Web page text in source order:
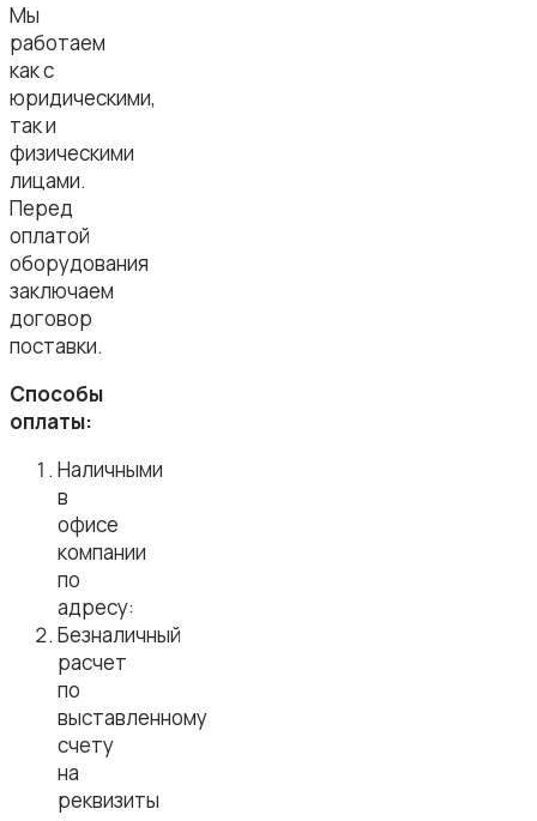
Мы
работаем
как с
юридическими,
так и
физическими
лицами.
Перед
оплатой
оборудования
заключаем
договор
поставки.
Способы
оплаты:
Наличными
в
офисе
компании
по
адресу:
Безналичный
расчет
по
выставленному
счету
на
реквизиты